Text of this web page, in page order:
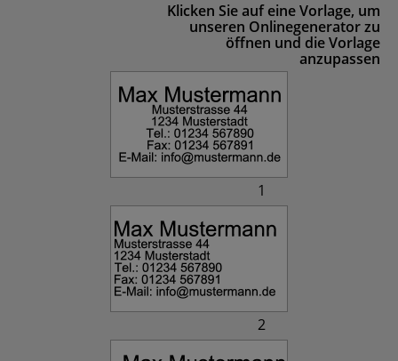
Klicken Sie auf eine Vorlage, um
unseren Onlinegenerator zu
öffnen und die Vorlage
anzupassen
1
2